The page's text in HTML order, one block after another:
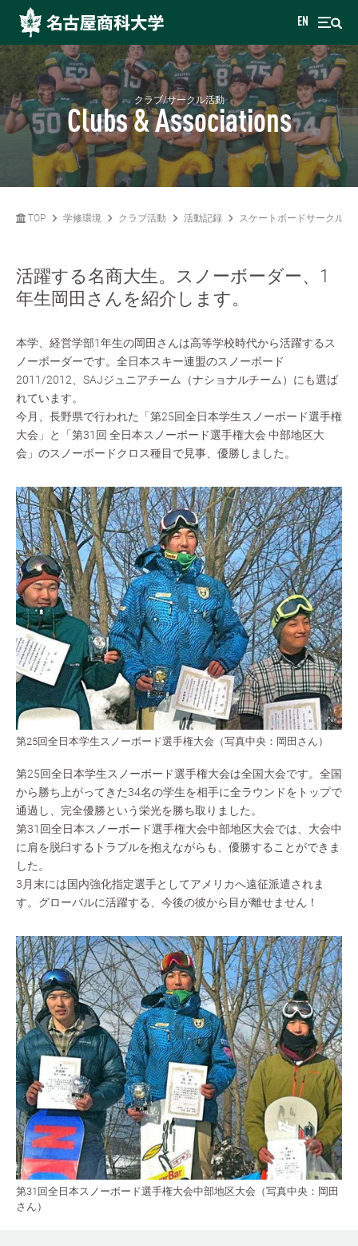
EN
クラブ/サークル活動
Clubs & Associations
TOP 学修環境 クラブ活動 活動記録 スケートボードサークル
活躍する名商大生。スノーボーダー、1
年生岡田さんを紹介します。
本学、経営学部1年生の岡田さんは高等学校時代から活躍するス
ノーボーダーです。全日本スキー連盟のスノーボード
2011/2012、SAJジュニアチーム（ナショナルチーム）にも選ば
れています。
今月、長野県で行われた「第25回全日本学生スノーボード選手権
大会」と「第31回 全日本スノーボード選手権大会 中部地区大
会」のスノーボードクロス種目で見事、優勝しました。
第25回全日本学生スノーボード選手権大会（写真中央：岡田さん）
第25回全日本学生スノーボード選手権大会は全国大会です。全国
から勝ち上がってきた34名の学生を相手に全ラウンドをトップで
通過し、完全優勝という栄光を勝ち取りました。
第31回全日本スノーボード選手権大会中部地区大会では、大会中
に肩を脱臼するトラブルを抱えながらも、優勝することができま
した。
3月末には国内強化指定選手としてアメリカへ遠征派遣されま
す。グローバルに活躍する、今後の彼から目が離せません！
第31回全日本スノーボード選手権大会中部地区大会（写真中央：岡田
さん）